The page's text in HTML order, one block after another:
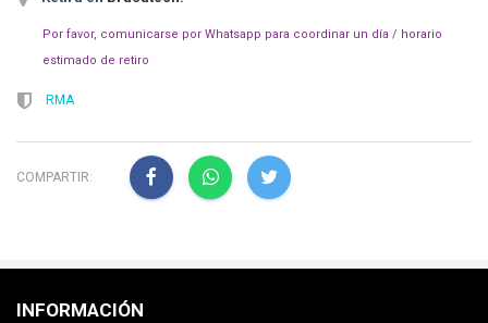
Por favor, comunicarse por Whatsapp para coordinar un día / horario
estimado de retiro
RMA
COMPARTIR:
INFORMACIÓN